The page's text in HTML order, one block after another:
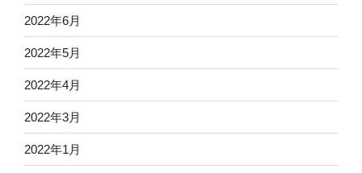
2022年6月
2022年5月
2022年4月
2022年3月
2022年1月